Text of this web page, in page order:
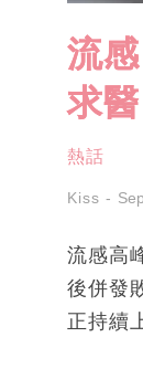
流
求
熱話
Kiss
流感高
後併發
正持續